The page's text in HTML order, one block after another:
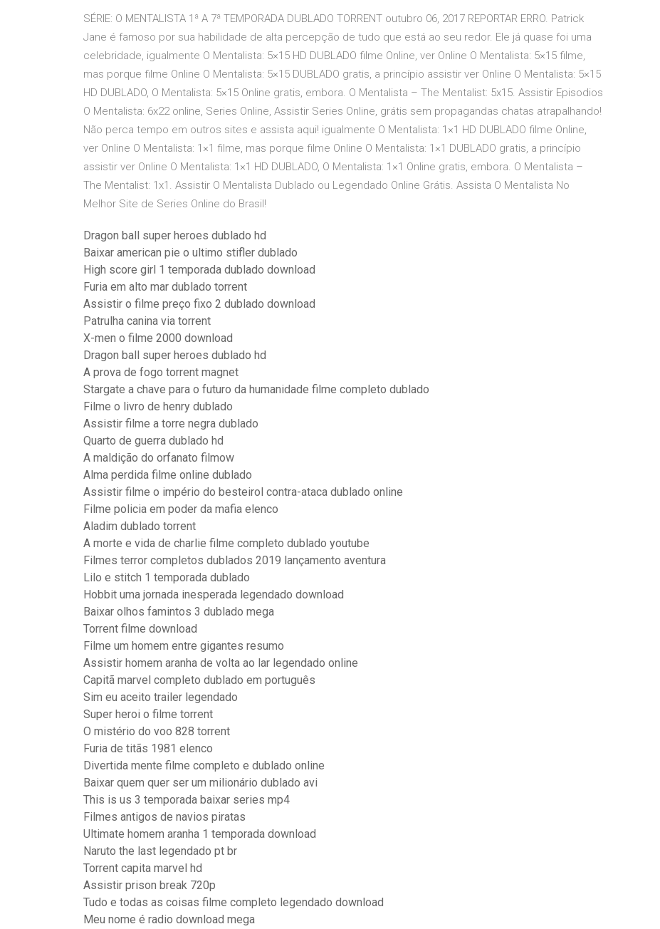
SÉRIE: O MENTALISTA 1ª A 7ª TEMPORADA DUBLADO TORRENT outubro 06, 2017 REPORTAR ERRO. Patrick
Jane é famoso por sua habilidade de alta percepção de tudo que está ao seu redor. Ele já quase foi uma
celebridade, igualmente O Mentalista: 5×15 HD DUBLADO filme Online, ver Online O Mentalista: 5×15 filme,
mas porque filme Online O Mentalista: 5×15 DUBLADO gratis, a princípio assistir ver Online O Mentalista: 5×15
HD DUBLADO, O Mentalista: 5×15 Online gratis, embora. O Mentalista – The Mentalist: 5x15. Assistir Episodios
O Mentalista: 6x22 online, Series Online, Assistir Series Online, grátis sem propagandas chatas atrapalhando!
Não perca tempo em outros sites e assista aqui! igualmente O Mentalista: 1×1 HD DUBLADO filme Online,
ver Online O Mentalista: 1×1 filme, mas porque filme Online O Mentalista: 1×1 DUBLADO gratis, a princípio
assistir ver Online O Mentalista: 1×1 HD DUBLADO, O Mentalista: 1×1 Online gratis, embora. O Mentalista –
The Mentalist: 1x1. Assistir O Mentalista Dublado ou Legendado Online Grátis. Assista O Mentalista No
Melhor Site de Series Online do Brasil!
Dragon ball super heroes dublado hd
Baixar american pie o ultimo stifler dublado
High score girl 1 temporada dublado download
Furia em alto mar dublado torrent
Assistir o filme preço fixo 2 dublado download
Patrulha canina via torrent
X-men o filme 2000 download
Dragon ball super heroes dublado hd
A prova de fogo torrent magnet
Stargate a chave para o futuro da humanidade filme completo dublado
Filme o livro de henry dublado
Assistir filme a torre negra dublado
Quarto de guerra dublado hd
A maldição do orfanato filmow
Alma perdida filme online dublado
Assistir filme o império do besteirol contra-ataca dublado online
Filme policia em poder da mafia elenco
Aladim dublado torrent
A morte e vida de charlie filme completo dublado youtube
Filmes terror completos dublados 2019 lançamento aventura
Lilo e stitch 1 temporada dublado
Hobbit uma jornada inesperada legendado download
Baixar olhos famintos 3 dublado mega
Torrent filme download
Filme um homem entre gigantes resumo
Assistir homem aranha de volta ao lar legendado online
Capitã marvel completo dublado em português
Sim eu aceito trailer legendado
Super heroi o filme torrent
O mistério do voo 828 torrent
Furia de titãs 1981 elenco
Divertida mente filme completo e dublado online
Baixar quem quer ser um milionário dublado avi
This is us 3 temporada baixar series mp4
Filmes antigos de navios piratas
Ultimate homem aranha 1 temporada download
Naruto the last legendado pt br
Torrent capita marvel hd
Assistir prison break 720p
Tudo e todas as coisas filme completo legendado download
Meu nome é radio download mega